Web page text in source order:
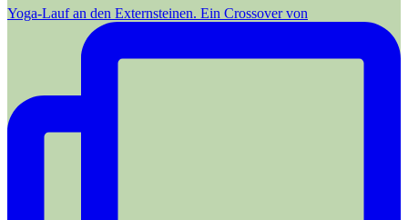
Yoga-Lauf an den Externsteinen. Ein Crossover von